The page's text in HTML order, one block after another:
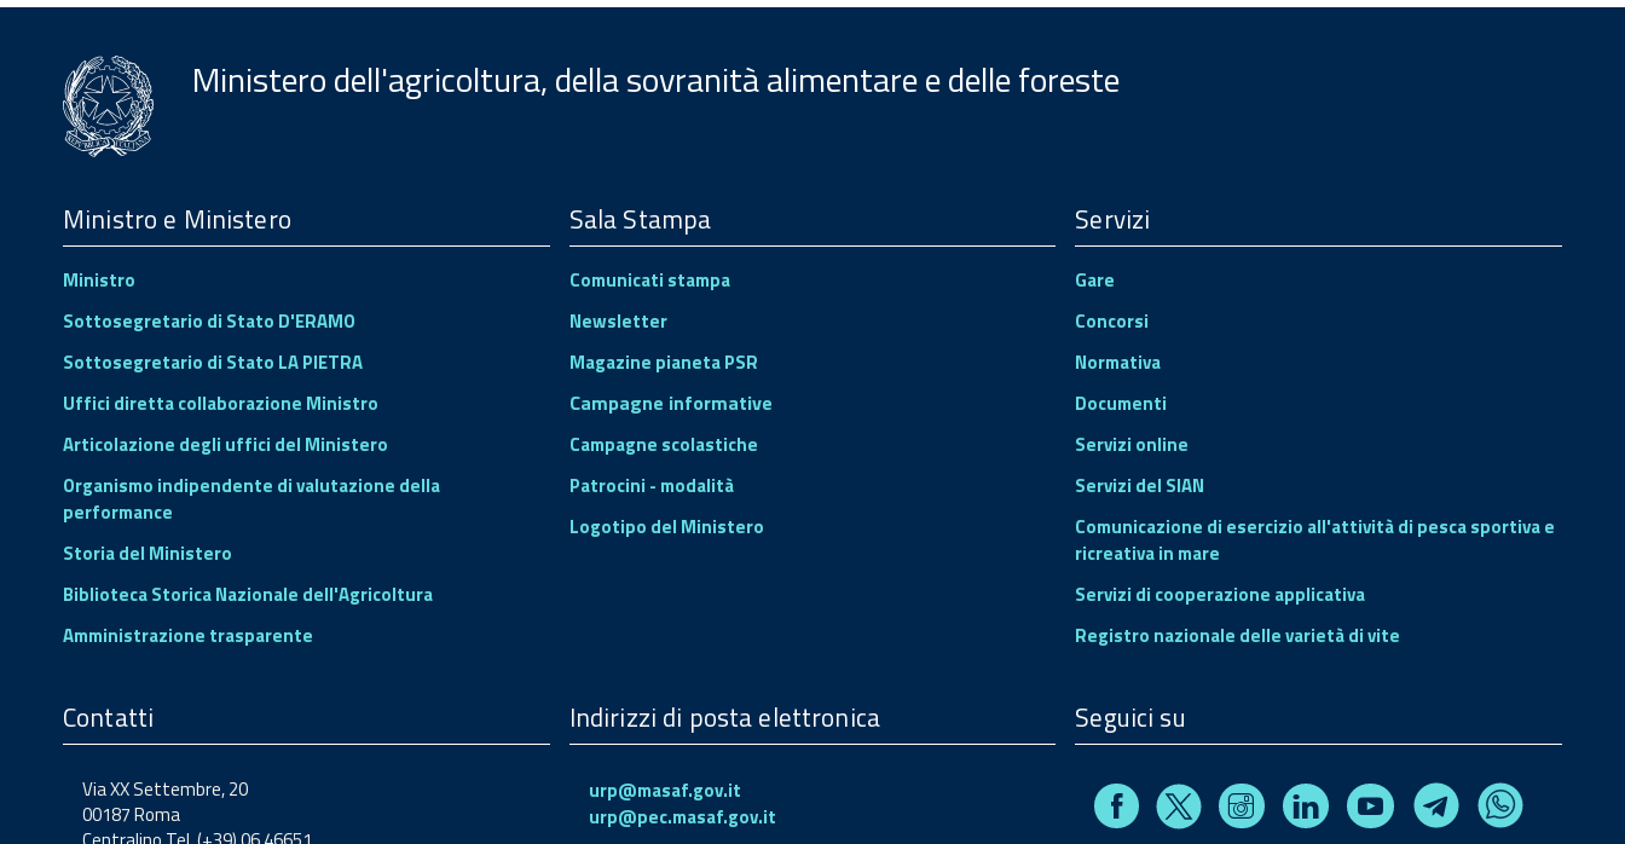
Ministero dell'agricoltura, della sovranità alimentare e delle foreste
Footer
Ministro e Ministero
Ministro
Sottosegretario di Stato D'ERAMO
Sottosegretario di Stato LA PIETRA
Uffici diretta collaborazione Ministro
Articolazione degli uffici del Ministero
Organismo indipendente di valutazione della
performance
Storia del Ministero
Biblioteca Storica Nazionale dell'Agricoltura
Amministrazione trasparente
Sala Stampa
Comunicati stampa
Newsletter
Magazine pianeta PSR
Campagne informative
Campagne scolastiche
Patrocini - modalità
Logotipo del Ministero
Servizi
Gare
Concorsi
Normativa
Documenti
Servizi online
Servizi del SIAN
Comunicazione di esercizio all'attività di pesca sportiva e
ricreativa in mare
Servizi di cooperazione applicativa
Registro nazionale delle varietà di vite
Contatti
Via XX Settembre, 20
00187 Roma
Indirizzi di posta elettronica
urp@masaf.gov.it
urp@pec.masaf.gov.it
Seguici su
Facebook
X InstagramLinkedinYoutube TelegramWhatsapp